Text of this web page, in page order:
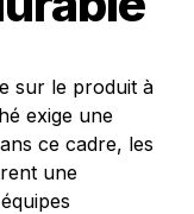
sur le produit à
exige une
ce cadre, les
une